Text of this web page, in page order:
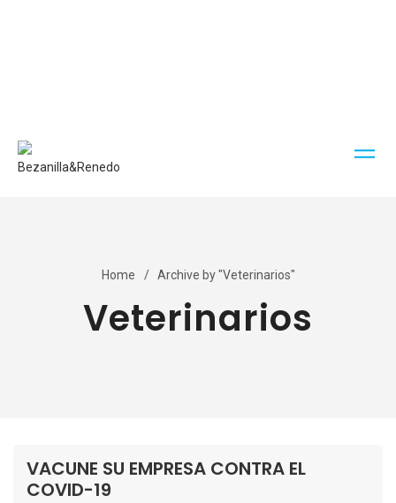
Home Archive by "Veterinarios"
Veterinarios
VACUNE SU EMPRESA CONTRA EL
COVID-19